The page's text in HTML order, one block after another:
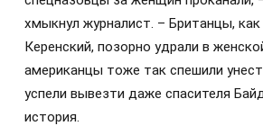
хмыкнул журналист. – Британцы,
Керенский, позорно удрали в
американцы тоже так спешили
успели вывезти даже спасителя
история.